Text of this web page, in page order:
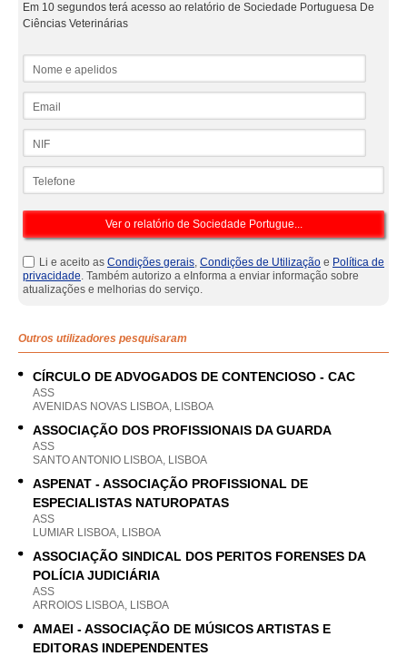
Em 10 segundos terá acesso ao relatório de Sociedade Portuguesa De
Ciências Veterinárias
Li e aceito as Condições gerais, Condições de Utilização e Política de
privacidade. Também autorizo a eInforma a enviar informação sobre
atualizações e melhorias do serviço.
Outros utilizadores pesquisaram
CÍRCULO DE ADVOGADOS DE CONTENCIOSO - CAC
ASS
AVENIDAS NOVAS LISBOA, LISBOA
ASSOCIAÇÃO DOS PROFISSIONAIS DA GUARDA
ASS
SANTO ANTONIO LISBOA, LISBOA
ASPENAT - ASSOCIAÇÃO PROFISSIONAL DE
ESPECIALISTAS NATUROPATAS
ASS
LUMIAR LISBOA, LISBOA
ASSOCIAÇÃO SINDICAL DOS PERITOS FORENSES DA
POLÍCIA JUDICIÁRIA
ASS
ARROIOS LISBOA, LISBOA
AMAEI - ASSOCIAÇÃO DE MÚSICOS ARTISTAS E
EDITORAS INDEPENDENTES